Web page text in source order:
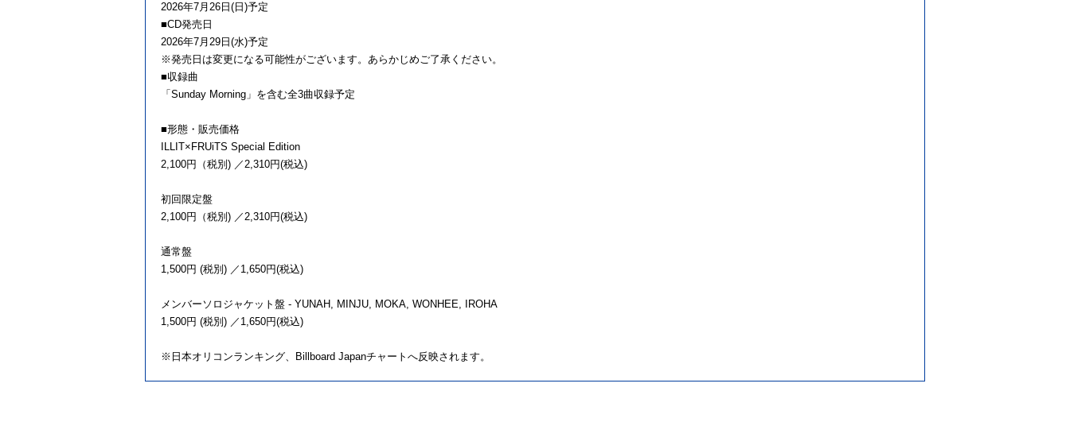
2026年7月26日(日)予定
■CD発売日
2026年7月29日(水)予定
※発売日は変更になる可能性がございます。あらかじめご了承ください。
■収録曲
「Sunday Morning」を含む全3曲収録予定
■形態・販売価格
ILLIT×FRUiTS Special Edition
2,100円（税別) ／2,310円(税込)
初回限定盤
2,100円（税別) ／2,310円(税込)
通常盤
1,500円 (税別) ／1,650円(税込)
メンバーソロジャケット盤 - YUNAH, MINJU, MOKA, WONHEE, IROHA
1,500円 (税別) ／1,650円(税込)
※日本オリコンランキング、Billboard Japanチャートへ反映されます。